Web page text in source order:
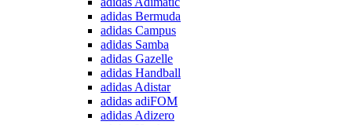
adidas Bermuda
adidas Campus
adidas Samba
adidas Gazelle
adidas Handball
adidas Adistar
adidas adiFOM
adidas Adizero